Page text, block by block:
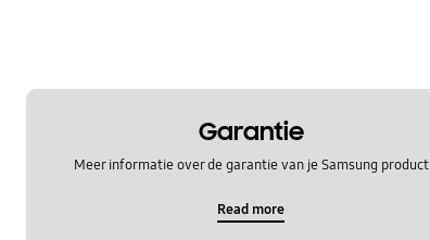
Garantie
Meer informatie over de garantie van je Samsung product
Read more